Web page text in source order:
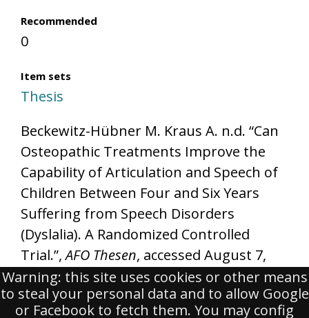
Warning: this site uses cookies or other means
to steal your personal data and to allow Google
or Facebook to fetch them. You may config
Recommended
0
Item sets
Thesis
Beckewitz-Hübner M. Kraus A. n.d. “Can
Osteopathic Treatments Improve the
Capability of Articulation and Speech of
Children Between Four and Six Years
Suffering from Speech Disorders
(Dyslalia). A Randomized Controlled
Trial.”,AFO Thesen, accessed August 7,
2026,
https://www.osteopathicresearch.org/s/